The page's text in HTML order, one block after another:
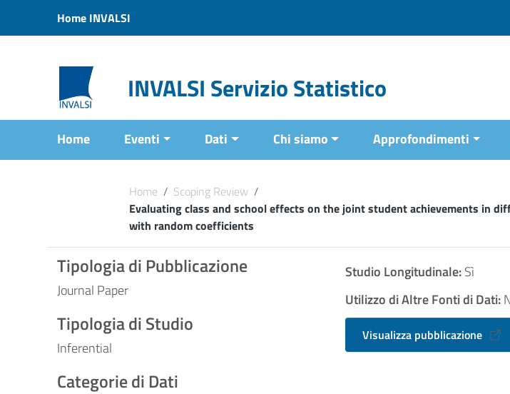
Vai al menu di navigazione
Home INVALSI
INVALSI Servizio Statistico
Home Eventi Dati Chi siamo Approfondimenti
Home / Scoping Review /
Evaluating class and school effects on the joint student achievements in
with random coefficients
Tipologia di Pubblicazione
Journal Paper
Tipologia di Studio
Inferential
Categorie di Dati
Studio Longitudinale:Sì
Utilizzo di Altre Fonti di Dati:
Visualizza pubblicazione